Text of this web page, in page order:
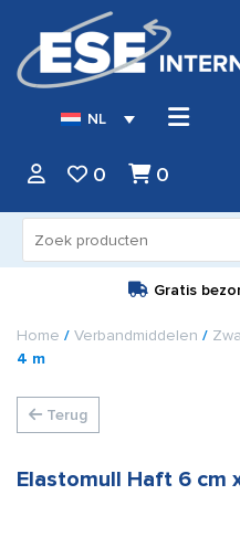
NL
0 0
naar:
Gratis
Home / Verbandmiddelen /
4 m
Terug
Elastomull Haft 6 cm